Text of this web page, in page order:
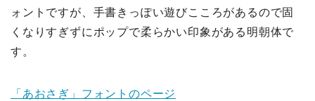
ォントですが、手書きっぽい遊びこころがあるので固
くなりすぎずにポップで柔らかい印象がある明朝体で
す。
「あおさぎ」フォントのページ